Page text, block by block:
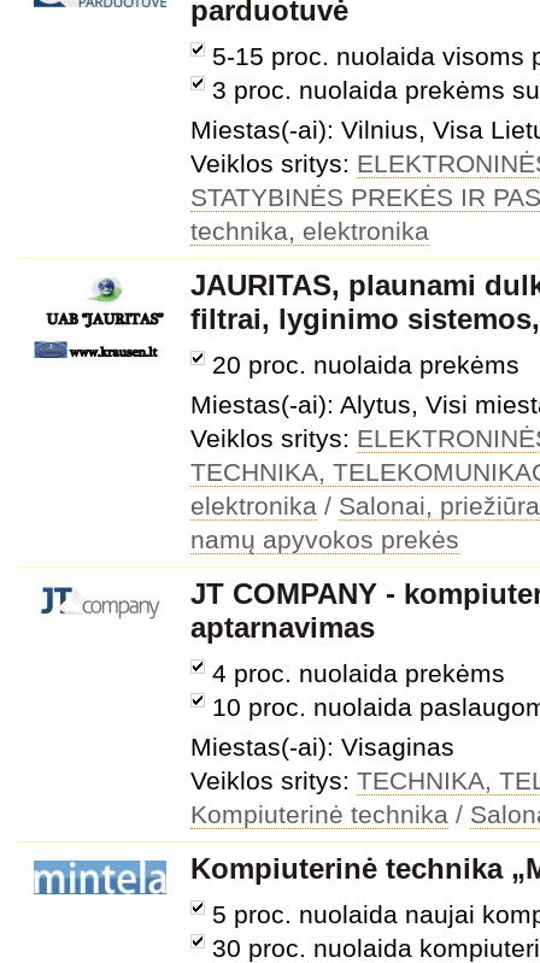
parduotuvė
5-15 proc. nuolaida visoms
3 proc. nuolaida prekėms
Miestas(-ai): Vilnius, Visa
Veiklos sritys:
STATYBINĖS PREKĖS IR
technika, elektronika
JAURITAS, plaunami
filtrai, lyginimo
20 proc. nuolaida prekėms
Miestas(-ai): Alytus, Visi
Veiklos sritys:
TECHNIKA,
elektronika / Salonai,
namų apyvokos prekės
JT COMPANY -
aptarnavimas
4 proc. nuolaida prekėms
10 proc. nuolaida
Miestas(-ai): Visaginas
Veiklos sritys: TECHNIKA,
Kompiuterinė technika /
Kompiuterinė technika
5 proc. nuolaida naujai
30 proc. nuolaida